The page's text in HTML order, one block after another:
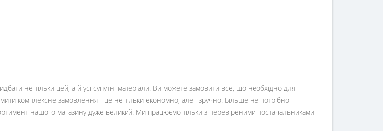
не тільки цей, а й усі супутні матеріали. Ви можете замовити все, що необхідно для
комплексне замовлення - це не тільки економно, але і зручно. Більше не потрібно
нашого магазину дуже великий. Ми працюємо тільки з перевіреними постачальниками і